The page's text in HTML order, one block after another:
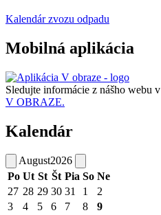
Kalendár zvozu odpadu
Mobilná aplikácia
Sledujte informácie z nášho webu v
V OBRAZE.
Kalendár
August2026
Po Ut St Št Pia So Ne
27 28 29 30 31 1
2
3
4 5 6 7 8
9